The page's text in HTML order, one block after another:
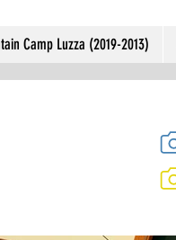
Camp Luzza (2019-2013)